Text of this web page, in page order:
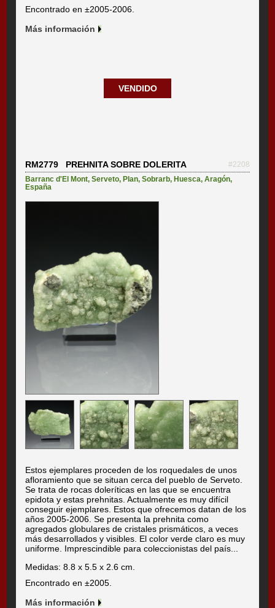
Encontrado en ±2005-2006.
Más información
VENDIDO
RM2779 PREHNITA SOBRE DOLERITA
#2208
Barranc d'El Mont,Serveto, Plan,Sobrarb, Huesca,Aragón,
España
Estos ejemplares proceden de los roquedales de unos
afloramiento que se situan cerca del pueblo de Serveto.
Se trata de rocas doleríticas en las que se encuentra
epidota y estas prehnitas. Actualmente es muy difícil
conseguir ejemplares. Estos que ofrecemos datan de los
años 2005-2006. Se presenta la prehnita como
agregados globulares de cristales prismáticos, a veces
más desarrollados y visibles. El color verde claro es muy
uniforme. Imprescindible para coleccionistas del país...
Medidas: 8.8 x 5.5 x 2.6 cm.
Encontrado en ±2005.
Más información